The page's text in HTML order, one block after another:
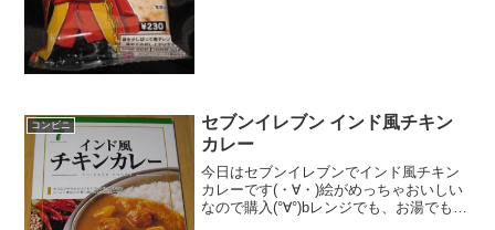
コンビニ
セブンイレブン インド風チキン
カレー
今日はセブンイレブンでインド風チキン
カレーです(・∀・)絵がめっちゃおいしい
なので購入(°∀°)bレンジでも、お湯でもい